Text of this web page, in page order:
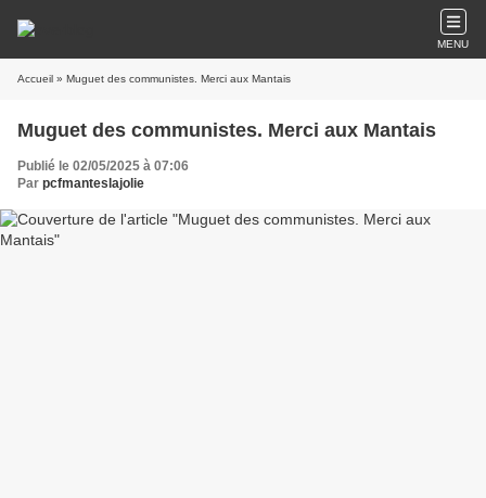
MENU
Accueil » Muguet des communistes. Merci aux Mantais
Muguet des communistes. Merci aux Mantais
Publié le 02/05/2025 à 07:06
Par pcfmanteslajolie